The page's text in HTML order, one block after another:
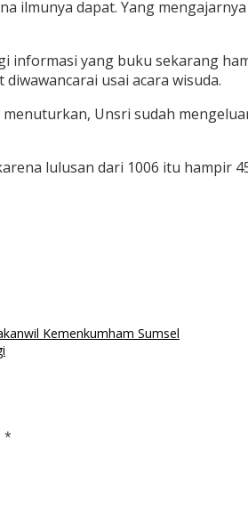
ilmunya dapat. Yang
informasi yang buku sekarang
usai acara wisuda.
Unsri sudah
lulusan dari 1006 itu
Kemenkumham Sumsel
*